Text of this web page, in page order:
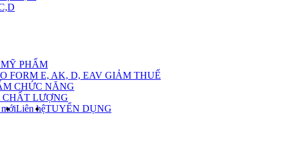
PHẨM
FORM E, AK, D, EAV GIẢM THUẾ
CHỨC NĂNG
LƯỢNG
Liên hệTUYỂN DỤNG